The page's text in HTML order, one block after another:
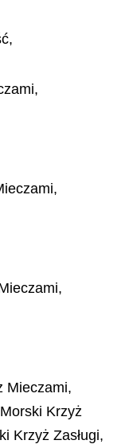
Mieczami,
Krzyż
Krzyż Zasługi,